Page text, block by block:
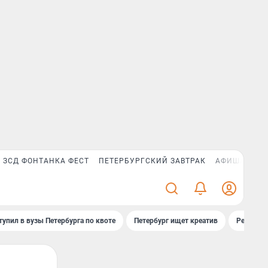
ЗСД ФОНТАНКА ФЕСТ ПЕТЕРБУРГСКИЙ ЗАВТРАК АФИША PLUS
в вузы Петербурга по квоте Петербург ищет креатив